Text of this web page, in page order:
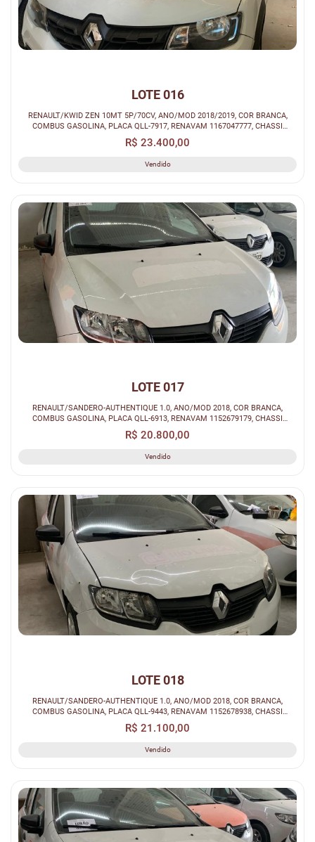
LOTE 016
RENAULT/KWID ZEN 10MT 5P/70CV, ANO/MOD 2018/2019, COR BRANCA,
COMBUS GASOLINA, PLACA QLL-7917, RENAVAM 1167047777, CHASSI
93YRBB008KJ408028.
R$ 23.400,00
Vendido
LOTE 017
RENAULT/SANDERO-AUTHENTIQUE 1.0, ANO/MOD 2018, COR BRANCA,
COMBUS GASOLINA, PLACA QLL-6913, RENAVAM 1152679179, CHASSI
93Y5SRF84JJ286490.
R$ 20.800,00
Vendido
LOTE 018
RENAULT/SANDERO-AUTHENTIQUE 1.0, ANO/MOD 2018, COR BRANCA,
COMBUS GASOLINA, PLACA QLL-9443, RENAVAM 1152678938, CHASSI
93Y5SRF84JJ286500.
R$ 21.100,00
Vendido